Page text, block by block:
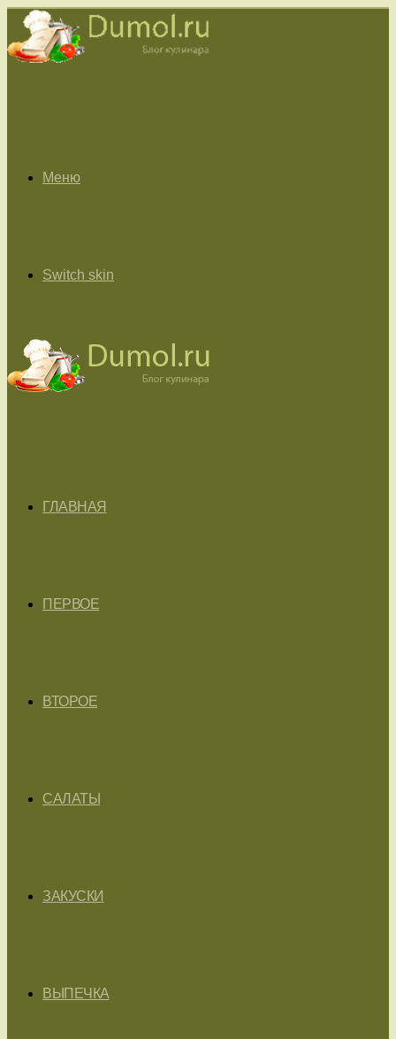
Меню
Switch skin
ГЛАВНАЯ
ПЕРВОЕ
ВТОРОЕ
САЛАТЫ
ЗАКУСКИ
ВЫПЕЧКА